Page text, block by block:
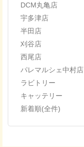
DCM丸亀店
宇多津店
半田店
刈谷店
西尾店
パレマルシェ中村店
ラビトリー
キャッテリー
新着順(全件)